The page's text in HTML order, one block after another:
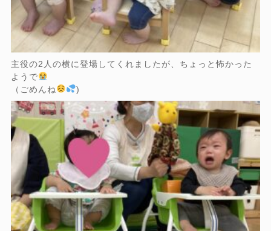
主役の2人の横に登場してくれましたが、ちょっと怖かった
ようで
（ごめんね
)